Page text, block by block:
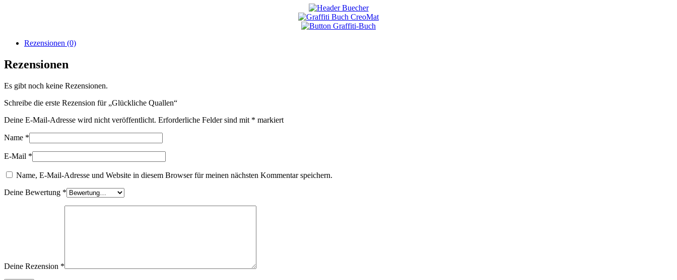
Rezensionen (0)
Rezensionen
Es gibt noch keine Rezensionen.
Schreibe die erste Rezension für „Glückliche Quallen“
Deine E-Mail-Adresse wird nicht veröffentlicht. Erforderliche Felder sind mit * markiert
Name *
E-Mail *
Name, E-Mail-Adresse und Website in diesem Browser für meinen nächsten Kommentar speichern.
Deine Bewertung *
Deine Rezension *